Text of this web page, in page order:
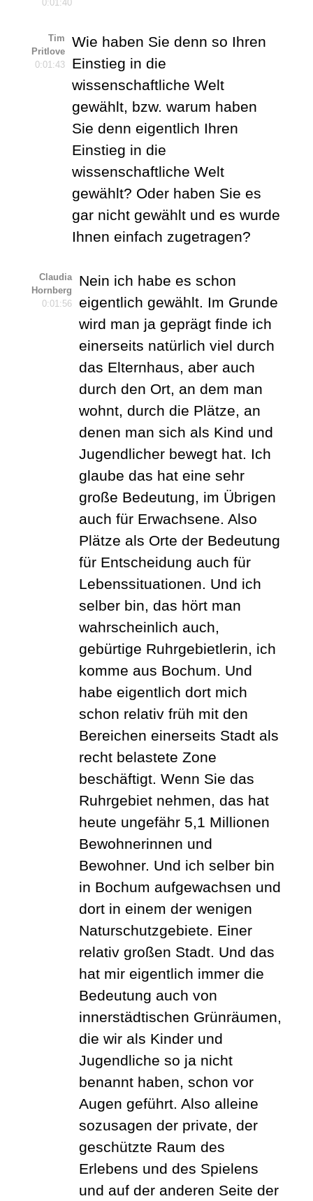
0:01:40
Tim
Pritlove
0:01:43
Wie haben Sie denn so Ihren
Einstieg in die
wissenschaftliche Welt
gewählt, bzw. warum haben
Sie denn eigentlich Ihren
Einstieg in die
wissenschaftliche Welt
gewählt? Oder haben Sie es
gar nicht gewählt und es wurde
Ihnen einfach zugetragen?
Claudia
Hornberg
0:01:56
Nein ich habe es schon
eigentlich gewählt. Im Grunde
wird man ja geprägt finde ich
einerseits natürlich viel durch
das Elternhaus, aber auch
durch den Ort, an dem man
wohnt, durch die Plätze, an
denen man sich als Kind und
Jugendlicher bewegt hat. Ich
glaube das hat eine sehr
große Bedeutung, im Übrigen
auch für Erwachsene. Also
Plätze als Orte der Bedeutung
für Entscheidung auch für
Lebenssituationen. Und ich
selber bin, das hört man
wahrscheinlich auch,
gebürtige Ruhrgebietlerin, ich
komme aus Bochum. Und
habe eigentlich dort mich
schon relativ früh mit den
Bereichen einerseits Stadt als
recht belastete Zone
beschäftigt. Wenn Sie das
Ruhrgebiet nehmen, das hat
heute ungefähr 5,1 Millionen
Bewohnerinnen und
Bewohner. Und ich selber bin
in Bochum aufgewachsen und
dort in einem der wenigen
Naturschutzgebiete. Einer
relativ großen Stadt. Und das
hat mir eigentlich immer die
Bedeutung auch von
innerstädtischen Grünräumen,
die wir als Kinder und
Jugendliche so ja nicht
benannt haben, schon vor
Augen geführt. Also alleine
sozusagen der private, der
geschützte Raum des
Erlebens und des Spielens
und auf der anderen Seite der